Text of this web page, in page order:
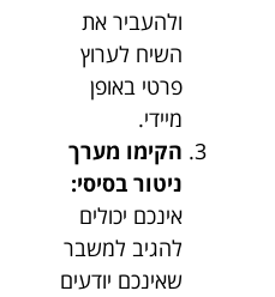
ולהעביר את
השיח לערוץ
פרטי באופן
מיידי.
הקימו מערך
ניטור בסיסי:
אינכם יכולים
להגיב למשבר
שאינכם יודעים